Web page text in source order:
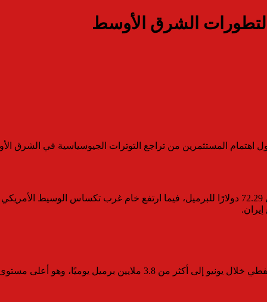
لتطورات الشرق الأوسط
اهتمام المستثمرين من تراجع التوترات الجيوسياسية في الشرق